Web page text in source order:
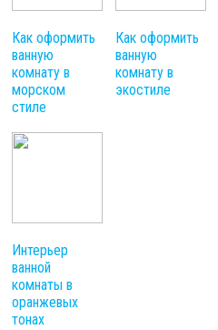
Как оформить
ванную
комнату в
морском
стиле
Как оформить
ванную
комнату в
экостиле
Интерьер
ванной
комнаты в
оранжевых
тонах